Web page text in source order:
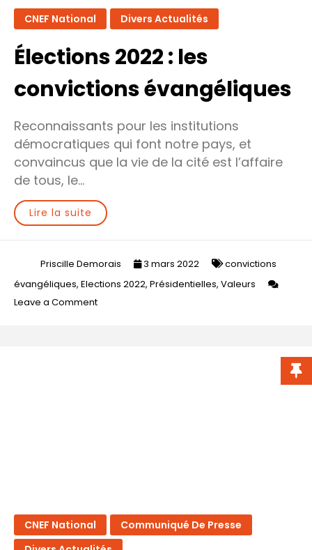
CNEF National Divers Actualités
Élections 2022 : les
convictions évangéliques
Reconnaissants pour les institutions
démocratiques qui font notre pays, et
convaincus que la vie de la cité est l’affaire
de tous, le…
Lire la suite
Priscille Demorais 3 mars 2022
convictions
évangéliques, Elections 2022, Présidentielles, Valeurs
Leave a Commenton
CNEF National
Communiqué De Presse